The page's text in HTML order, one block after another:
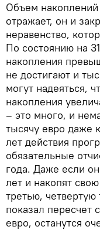
Объем накоплений
отражает, он и
неравенство,
По состоянию на
накопления
не достигают и
могут надеяться,
накопления
– это много, и
тысячу евро даже
лет действия
обязательные
года. Даже если
лет и накопят
третью, четвертую
показал пересчет
евро, останутся